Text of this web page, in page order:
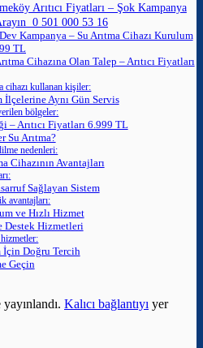
Arıtıcı Fiyatları – Şok Kampanya
0 501 000 53 16
Kampanya – Su Arıtma Cihazı Kurulum
TL
Cihazına Olan Talep – Arıtıcı Fiyatları
cihazı kullanan kişiler:
İlçelerine Aynı Gün Servis
bölgeler:
– Arıtıcı Fiyatları 6.999 TL
Su Arıtma?
nedenleri:
Cihazının Avantajları
Sağlayan Sistem
avantajları:
ve Hızlı Hizmet
Destek Hizmetleri
İçin Doğru Tercih
Geçin
Kalıcı bağlantıyı yer